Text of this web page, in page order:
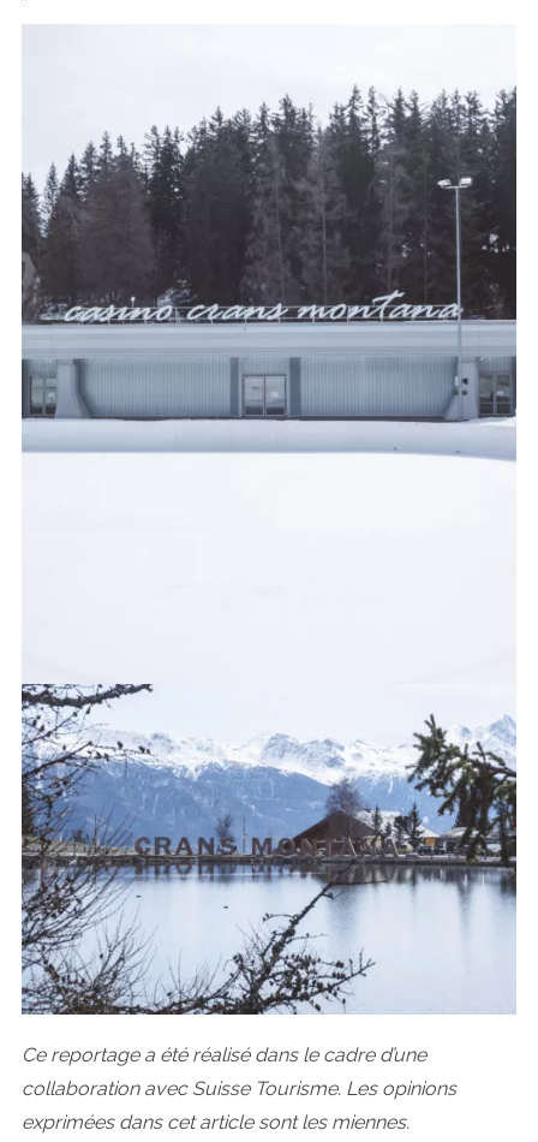
Ce reportage a été réalisé dans le cadre d’une
collaboration avec Suisse Tourisme. Les opinions
exprimées dans cet article sont les miennes.